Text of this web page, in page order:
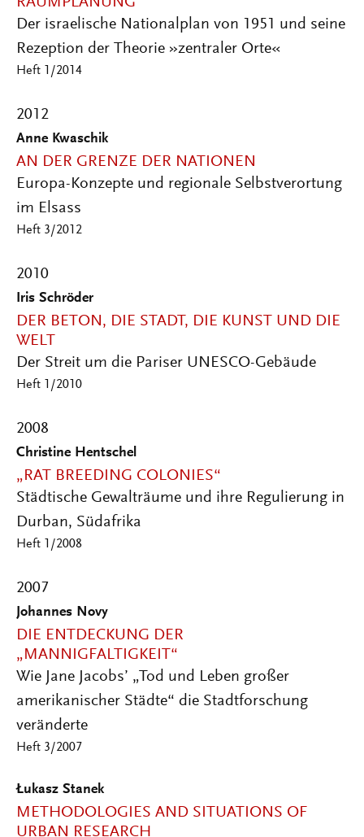
Der israelische Nationalplan von 1951 und seine
Rezeption der Theorie »zentraler Orte«
Heft 1/2014
2012
Anne Kwaschik
AN DER GRENZE DER NATIONEN
Europa-Konzepte und regionale Selbstverortung
im Elsass
Heft 3/2012
2010
Iris Schröder
DER BETON, DIE STADT, DIE KUNST UND DIE
WELT
Der Streit um die Pariser UNESCO-Gebäude
Heft 1/2010
2008
Christine Hentschel
„RAT BREEDING COLONIES“
Städtische Gewalträume und ihre Regulierung in
Durban, Südafrika
Heft 1/2008
2007
Johannes Novy
DIE ENTDECKUNG DER
„MANNIGFALTIGKEIT“
Wie Jane Jacobs’ „Tod und Leben großer
amerikanischer Städte“ die Stadtforschung
veränderte
Heft 3/2007
Łukasz Stanek
METHODOLOGIES AND SITUATIONS OF
URBAN RESEARCH